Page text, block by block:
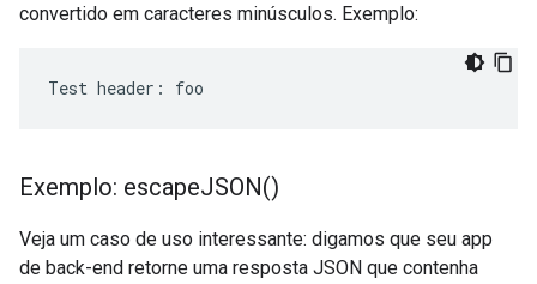
convertido em caracteres minúsculos. Exemplo:
Test header: foo
Exemplo: escapeJSON()
Veja um caso de uso interessante: digamos que seu app
de back-end retorne uma resposta JSON que contenha